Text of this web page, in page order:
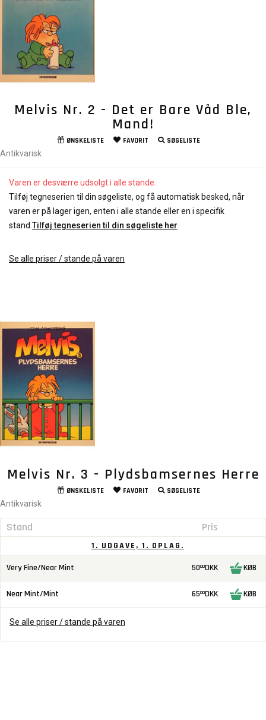
Melvis Nr. 2 - Det er Bare Våd Ble,
Mand!
ØNSKELISTE FAVORIT SØGELISTE
Antikvarisk
Varen er desværre udsolgt i alle stande.
Tilføj tegneserien til din søgeliste, og få automatisk besked, når
varen er på lager igen, enten i alle stande eller en i specifik
stand.Tilføj tegneserien til din søgeliste her
Se alle priser / stande på varen
Melvis Nr. 3 - Plydsbamsernes Herre
ØNSKELISTE FAVORIT SØGELISTE
Antikvarisk
Stand Pris
1. UDGAVE, 1. OPLAG.
Very Fine/Near Mint 5000DKK KØB
Near Mint/Mint 6500DKK KØB
Se alle priser / stande på varen